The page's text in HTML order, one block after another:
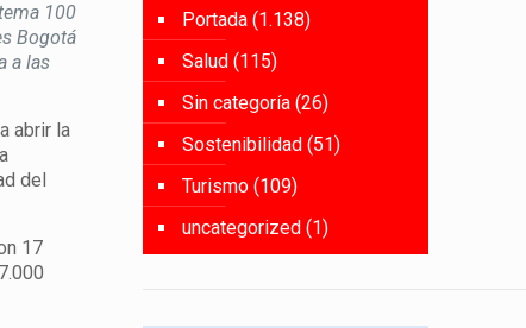
100
Bogotá
a las
abrir la
del
17
Portada (1.138)
Salud (115)
Sin categoría (26)
Sostenibilidad (51)
Turismo (109)
uncategorized (1)